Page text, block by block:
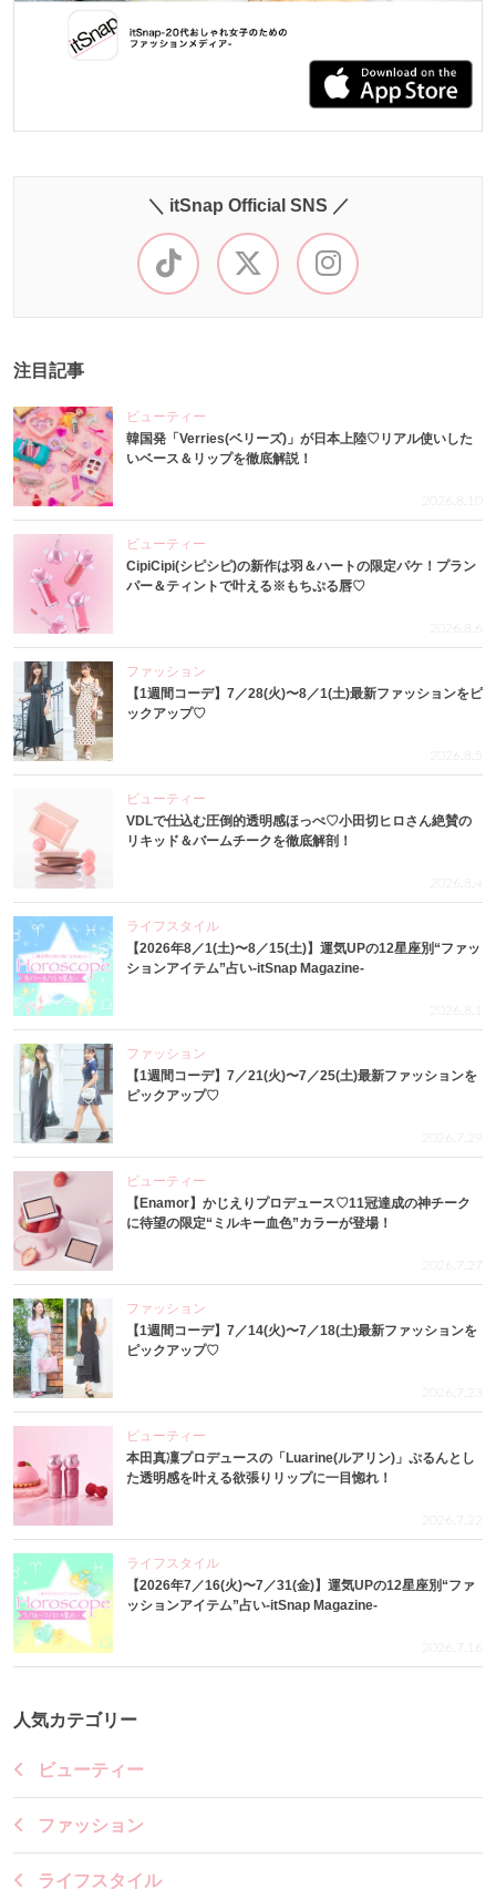
＼ itSnap Official SNS ／
注目記事
ビューティー
韓国発「Verries(ベリーズ)」が日本上陸♡リアル使いした
いベース＆リップを徹底解説！
2026.8.10
ビューティー
CipiCipi(シピシピ)の新作は羽＆ハートの限定パケ！プラン
パー＆ティントで叶える※もちぷる唇♡
2026.8.6
ファッション
【1週間コーデ】7／28(火)〜8／1(土)最新ファッションをピ
ックアップ♡
2026.8.5
ビューティー
VDLで仕込む圧倒的透明感ほっぺ♡小田切ヒロさん絶賛の
リキッド＆バームチークを徹底解剖！
2026.8.4
ライフスタイル
【2026年8／1(土)〜8／15(土)】運気UPの12星座別“ファッ
ションアイテム”占い-itSnap Magazine-
2026.8.1
ファッション
【1週間コーデ】7／21(火)〜7／25(土)最新ファッションを
ピックアップ♡
2026.7.29
ビューティー
【Enamor】かじえりプロデュース♡11冠達成の神チーク
に待望の限定“ミルキー血色”カラーが登場！
2026.7.27
ファッション
【1週間コーデ】7／14(火)〜7／18(土)最新ファッションを
ピックアップ♡
2026.7.23
ビューティー
本田真凜プロデュースの「Luarine(ルアリン)」ぷるんとし
た透明感を叶える欲張りリップに一目惚れ！
2026.7.22
ライフスタイル
【2026年7／16(火)〜7／31(金)】運気UPの12星座別“ファ
ッションアイテム”占い-itSnap Magazine-
2026.7.16
人気カテゴリー
ビューティー
ファッション
ライフスタイル